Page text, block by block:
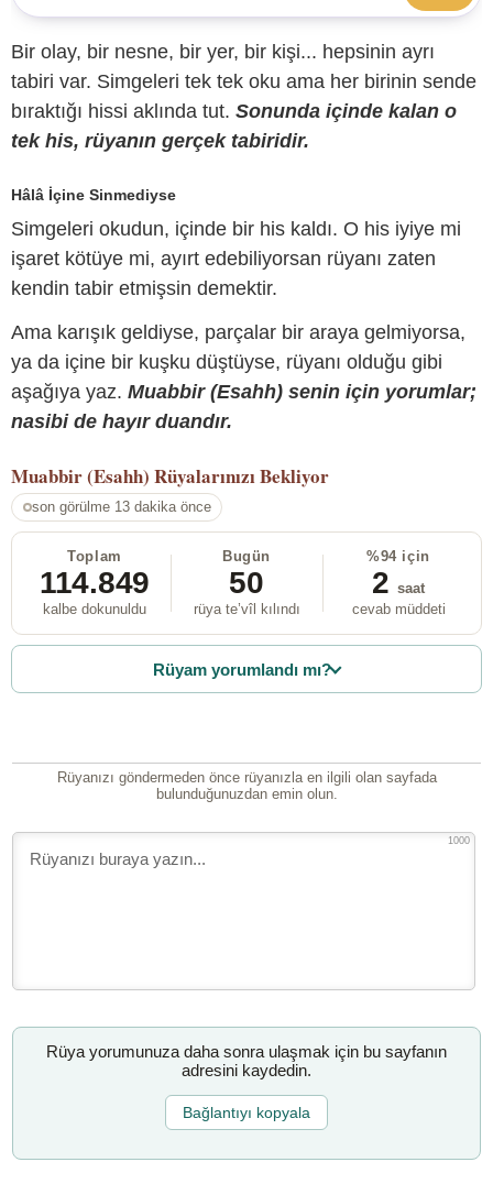
Bir olay, bir nesne, bir yer, bir kişi... hepsinin ayrı
tabiri var. Simgeleri tek tek oku ama her birinin sende
bıraktığı hissi aklında tut. Sonunda içinde kalan o
tek his, rüyanın gerçek tabiridir.
Hâlâ İçine Sinmediyse
Simgeleri okudun, içinde bir his kaldı. O his iyiye mi
işaret kötüye mi, ayırt edebiliyorsan rüyanı zaten
kendin tabir etmişsin demektir.
Ama karışık geldiyse, parçalar bir araya gelmiyorsa,
ya da içine bir kuşku düştüyse, rüyanı olduğu gibi
aşağıya yaz. Muabbir (Esahh) senin için yorumlar;
nasibi de hayır duandır.
Muabbir (Esahh) Rüyalarınızı Bekliyor
son görülme 13 dakika önce
Toplam
114.849
kalbe dokunuldu
Bugün
50
rüya te’vîl kılındı
%94 için
2 saat
cevab müddeti
Rüyam yorumlandı mı?
Rüyanızı göndermeden önce rüyanızla en ilgili olan sayfada
bulunduğunuzdan emin olun.
1000
Rüya yorumunuza daha sonra ulaşmak için bu sayfanın
adresini kaydedin.
Bağlantıyı kopyala